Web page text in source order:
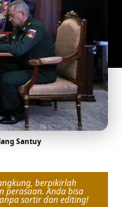
Santuy
berpikirlah
perasaan. Anda bisa
sortir dan editing!